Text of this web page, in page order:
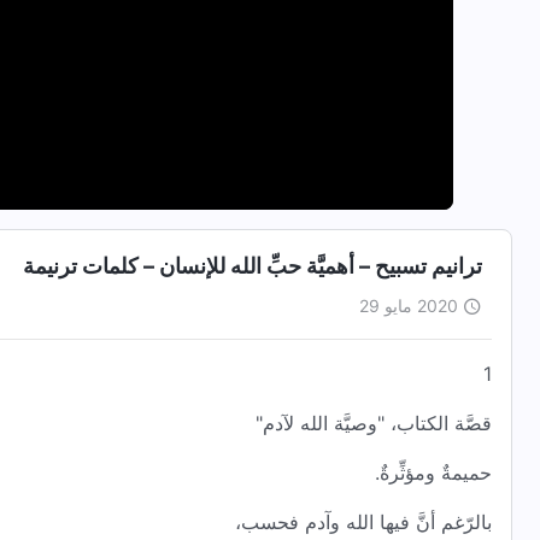
ترانيم تسبيح – أهميَّة حبِّ الله للإنسان – كلمات ترنيمة
2020 مايو 29
1
قصَّة الكتاب، "وصيَّة الله لآدم"
حميمةٌ ومؤثِّرةٌ.
بالرّغم أنَّ فيها الله وآدم فحسب،